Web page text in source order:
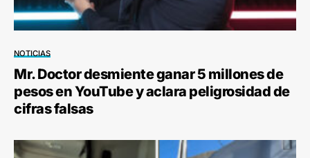
NOTICIAS
Mr. Doctor desmiente ganar 5 millones de
pesos en YouTube y aclara peligrosidad de
cifras falsas